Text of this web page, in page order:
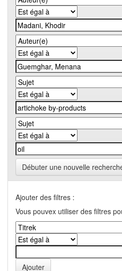
Débuter une nouvelle
Ajouter des filtres :
Vous pouvex utiliser des filtres